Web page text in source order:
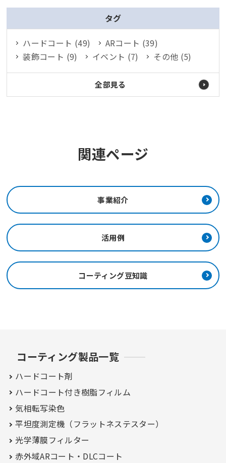
タグ
ハードコート (49)
ARコート (39)
装飾コート (9)
イベント (7) その他 (5)
全部見る
関連ページ
事業紹介
活用例
コーティング豆知識
コーティング製品一覧
ハードコート剤
ハードコート付き樹脂フィルム
気相転写染色
平坦度測定機（フラットネステスター）
光学薄膜フィルター
赤外域ARコート・ DLCコート